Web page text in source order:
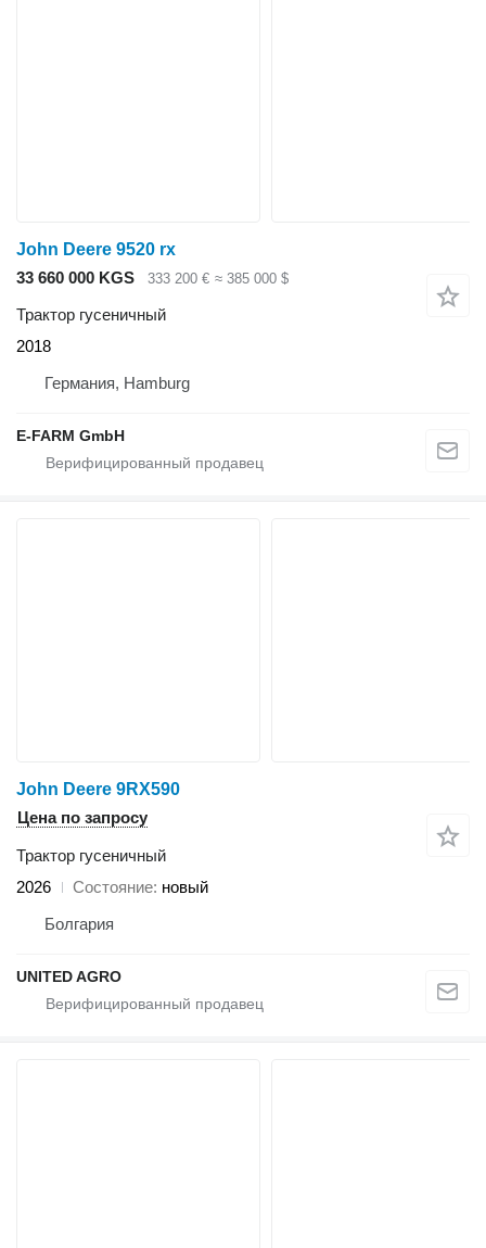
John Deere 9520 rx
33 660 000 KGS
333 200 € ≈ 385 000 $
Трактор гусеничный
2018
Германия, Hamburg
E-FARM GmbH
John Deere 9RX590
Цена по запросу
Трактор гусеничный
2026
Состояние новый
Болгария
UNITED AGRO